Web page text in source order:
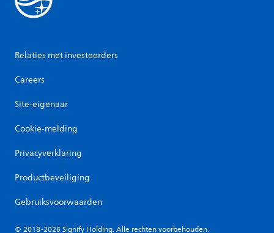
Relaties met investeerders
Careers
Site-eigenaar
Cookie-melding
Privacyverklaring
Productbeveiliging
Gebruiksvoorwaarden
© 2018-2026 Signify Holding. Alle rechten voorbehouden.